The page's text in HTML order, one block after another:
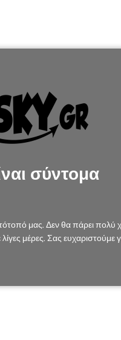
σύντομα
μας. Δεν θα πάρει πολύ
μέρες. Σας ευχαριστούμε